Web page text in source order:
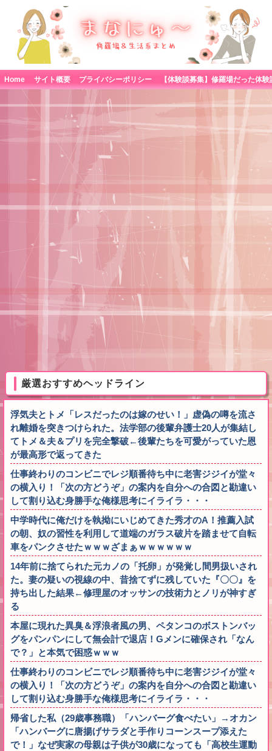
Home サイト概要 プライバシーポリシー
厳選おすすめヘッドライン
浮気夫とトメ「レスだったのは嫁のせい！」虚偽の噂を流さ
れ離婚を突きつけられた。法学部の後輩弁護士20人が集結し
てトメ＆夫＆プリを完全撃破←後輩たちを可愛がっていた恩
が最高形で返ってきた
仕事終わりのコンビニでレジ順番待ち中に老害ジジイが堂々
の横入り！「次の方どうぞ」の案内を自分への合図と勘違い
して割り込む身勝手な俺様思考にイライラ・・・
中学時代に俺だけを執拗にいじめてきた秀才のA！推薦入試
の朝、奴の習性を利用して道端のガラス破片を踏ませて自転
車をパンクさせたｗｗｗざまぁｗｗｗｗｗｗ
14年前に捨てられた元カノの「托卵」が発覚し間男扱いされ
た。妻の疑いの視線の中、昔捨てずに残していた『〇〇』を
持ち出した結果←修理屋のオッサンの技術力とノリが神すぎ
る
本屋に現れた異臭＆浮浪者風の男、ペタンコのボストンバッ
グをパンパンにして無会計で退店！Gメンに確保され「なん
で？」と本気で困惑ｗｗｗ
仕事終わりのコンビニでレジ順番待ち中に老害ジジイが堂々
の横入り！「次の方どうぞ」の案内を自分への合図と勘違い
して割り込む身勝手な俺様思考にイライラ・・・
帰省した私（29歳事務職）「ハンバーグ食べたい」→オカン
「ハンバーグに唐揚げサラダと手作りコーンスープ添えた
で！」なぜ実家の母親は子供が30歳になっても「高校生運動